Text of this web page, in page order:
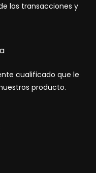
las transacciones y
cualificado que le
producto.